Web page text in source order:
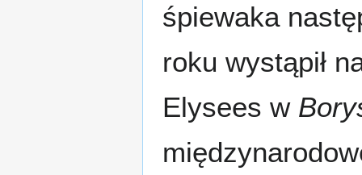
śpiewaka
roku wystąpił
Elysees w